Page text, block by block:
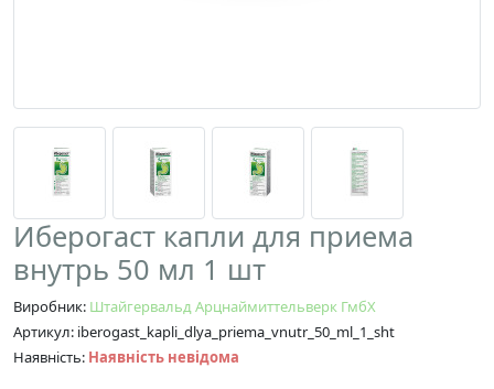
Иберогаст капли для приема
внутрь 50 мл 1 шт
Виробник: Штайгервальд Арцнаймиттельверк ГмбХ
Артикул: iberogast_kapli_dlya_priema_vnutr_50_ml_1_sht
Наявність: Наявність невідома